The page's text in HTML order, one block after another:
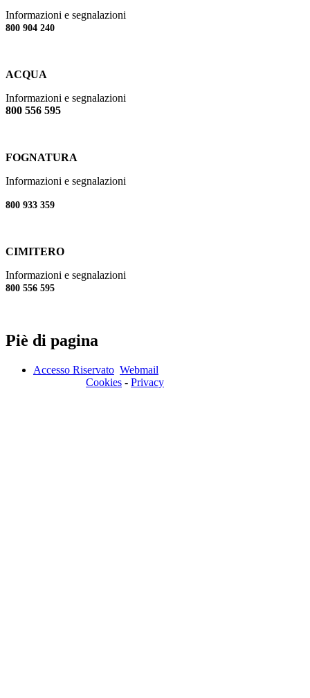
Informazioni e segnalazioni
800 904 240
ACQUA
Informazioni e segnalazioni
800 556 595
FOGNATURA
Informazioni e segnalazioni
800 933 359
CIMITERO
Informazioni e segnalazioni
800 556 595
Piè di pagina
Accesso Riservato Webmail
Cookies - Privacy